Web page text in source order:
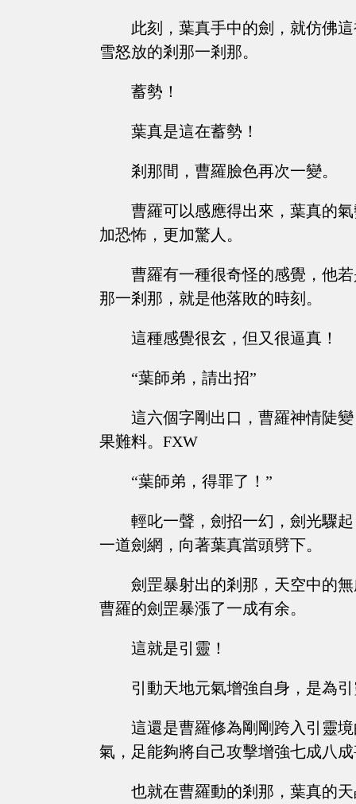
此刻，葉真手中的劍，就仿佛
雪怒放的剎那一剎那。
蓄勢！
葉真是這在蓄勢！
剎那間，曹羅臉色再次一變。
曹羅可以感應得出來，葉真的
加恐怖，更加驚人。
曹羅有一種很奇怪的感覺，他
那一剎那，就是他落敗的時刻。
這種感覺很玄，但又很逼真！
“葉師弟，請出招”
這六個字剛出口，曹羅神情陡
果難料。FXW
“葉師弟，得罪了！”
輕叱一聲，劍招一幻，劍光驟
一道劍網，向著葉真當頭劈下。
劍罡暴射出的剎那，天空中的
曹羅的劍罡暴漲了一成有余。
這就是引靈！
引動天地元氣增強自身，是為
這還是曹羅修為剛剛跨入引靈
氣，足能夠將自己攻擊增強七成八
也就在曹羅動的剎那，葉真的